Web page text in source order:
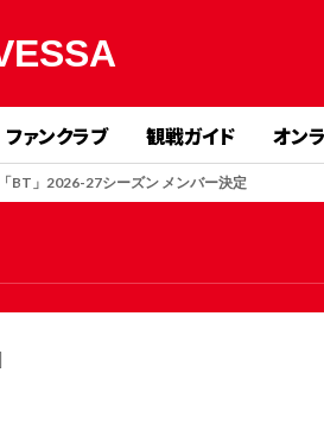
ファンクラブ 観戦ガイド オン
BT」2026-27シーズン メンバー決定